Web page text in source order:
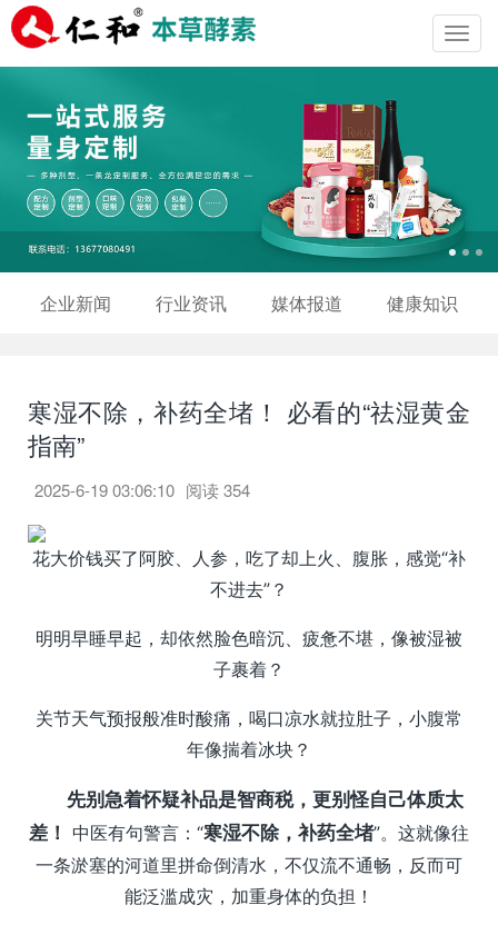
企业新闻 行业资讯 媒体报道 健康知识
寒湿不除，补药全堵！ 必看的“祛湿黄金
指南”
2025-6-19 03:06:10 阅读354
花大价钱买了阿胶、人参，吃了却上火、腹胀，感觉“补
不进去”？
明明早睡早起，却依然脸色暗沉、疲惫不堪，像被湿被
子裹着？
关节天气预报般准时酸痛，喝口凉水就拉肚子，小腹常
年像揣着冰块？
先别急着怀疑补品是智商税，更别怪自己体质太
差！ 中医有句警言：“寒湿不除，补药全堵”。这就像往
一条淤塞的河道里拼命倒清水，不仅流不通畅，反而可
能泛滥成灾，加重身体的负担！